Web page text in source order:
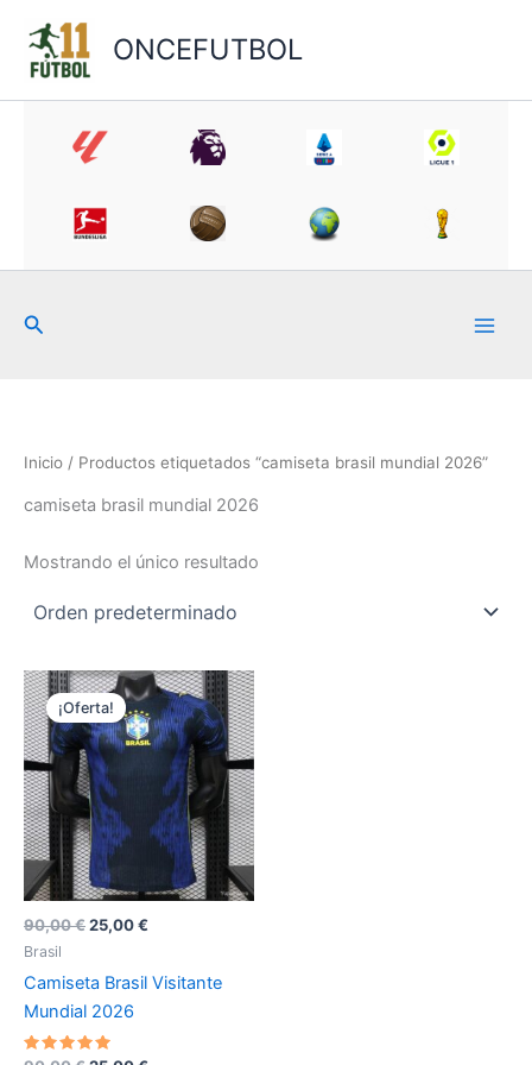
contenido
ONCEFUTBOL
Buscar
Inicio / Productos etiquetados “camiseta brasil mundial 2026”
camiseta brasil mundial 2026
Mostrando el único resultado
90,00€El
era:
90,00 €.
25,00€
es:
¡Oferta!
Brasil
Camiseta Brasil Visitante
Mundial 2026